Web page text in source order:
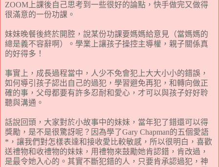
ZOOM 上課後自己思考到一些很好的論點 ， 快手做完又做得
很滿意的一份功課 。
妹妹晚餐後終於開腔 ， 說某份功課要媽媽給意見 （當媽媽的
總是義不容辭啊 ）。 學業上讓孩子操控主導權 ， 親子關係真
的好得多 ！
事實上，成長過程當中，人少不免會犯上大大小小的錯誤，
如何導引孩子認出自己的過犯，學習避免再犯，和轉向做正
確的事，父母都要有許多忍耐和愛心 ， 才可以與孩子好好聆
聽與溝通。
話說回頭，大家對於小故事中的妹妹，當年犯了錯還可以得
獎勵，是不是很驚訝呢 ？ 因為學了Gary Chapman的五個愛語
* ，讓我們對怎樣表達和接收愛比較敏感，所以很明白，喜歡
送禮物和收禮物的妹妹，用禮物來鼓勵她肯認錯，肯改過，
是最令她入心的。其實不斷犯錯的人，只要肯承認過犯，神